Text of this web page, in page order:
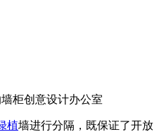
柜创意设计办公室
植墙进行分隔，既保证了开放